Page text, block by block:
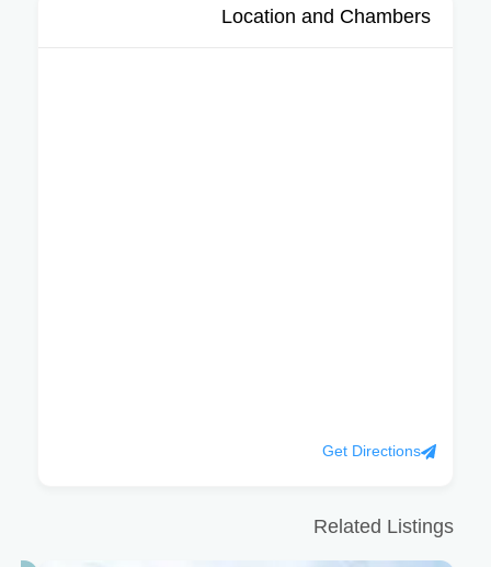
Location and Chambers
Get Directions
Related Listings